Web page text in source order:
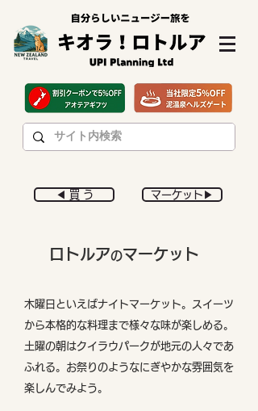
◀︎ 買 う マーケット▶︎
ロトルアのマーケット
木曜日といえばナイトマーケット。スイーツ
から本格的な料理まで様々な味が楽しめる。
土曜の朝はクイラウパークが地元の人々であ
ふれる。お祭りのようなにぎやかな雰囲気を
楽しんでみよう。